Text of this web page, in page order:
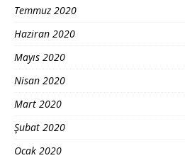
Temmuz 2020
Haziran 2020
Mayıs 2020
Nisan 2020
Mart 2020
Şubat 2020
Ocak 2020